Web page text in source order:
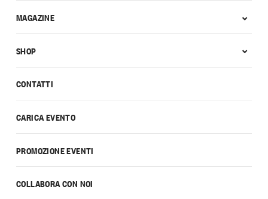
CONTATTI
CARICA EVENTO
PROMOZIONE EVENTI
COLLABORA CON NOI
MAGAZINE
SHOP